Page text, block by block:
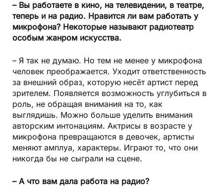
– Вы работаете в кино, на телевидении, в театре,
теперь и на радио. Нравится ли вам работать у
микрофона? Некоторые называют радиотеатр
особым жанром искусства.
– Я так не думаю. Но тем не менее у микрофона
человек преображается. Уходит ответственность
за внешний образ, которую несёт артист перед
зрителем. Появляется возможность углубиться в
роль, не обращая внимания на то, как
выглядишь. Можно больше уделить внимания
авторским интонациям. Актрисы в возрасте у
микрофона превращаются в девочек, артисты
меняют амплуа, характеры. Играют то, что они
никогда бы не сыграли на сцене.
– А что вам дала работа на радио?